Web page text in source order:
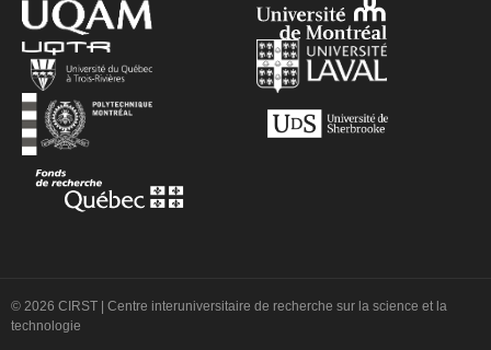
© 2026 CIRST | Centre interuniversitaire de recherche sur la science et la
technologie